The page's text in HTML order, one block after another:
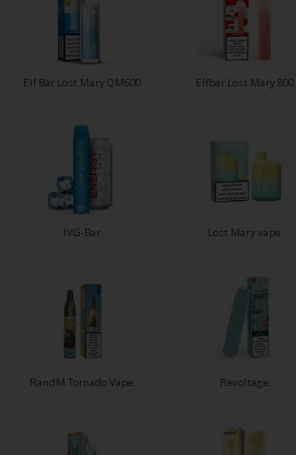
Elf Bar Lost Mary QM600 Elfbar Lost Mary 800
IVG-Bar Lost Mary vape
RandM Tornado Vape Revoltage